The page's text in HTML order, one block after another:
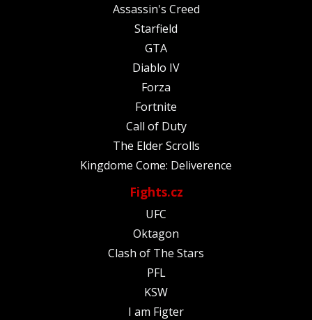
Assassin's Creed
Starfield
GTA
Diablo IV
Forza
Fortnite
Call of Duty
The Elder Scrolls
Kingdome Come: Deliverence
Fights.cz
UFC
Oktagon
Clash of The Stars
PFL
KSW
I am Figter